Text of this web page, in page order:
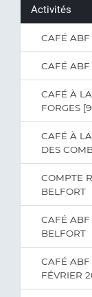
Activités
CAFÉ
CAFÉ
CAFÉ À
FORGES
CAFÉ À
DES
COMPTE
BELFORT
CAFÉ ABF
BELFORT
CAFÉ ABF
FÉVRIER